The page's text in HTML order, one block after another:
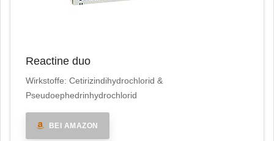
Reactine duo
Wirkstoffe: Cetirizindihydrochlorid &
Pseudoephedrinhydrochlorid
BEI AMAZON